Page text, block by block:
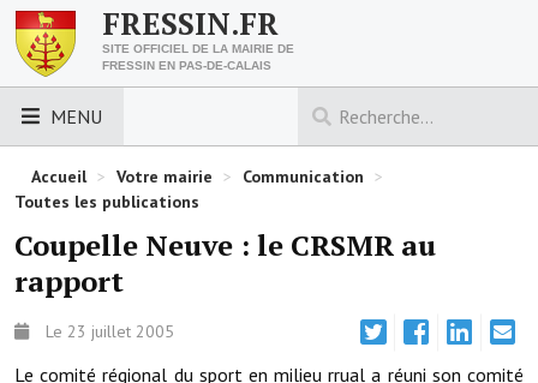
FRESSIN.FR
SITE OFFICIEL DE LA MAIRIE DE
FRESSIN EN PAS-DE-CALAIS
MENU
LES ESSENTIELS
Découvrez Fressin
Venir à Fressin
Urbanisme
Nous contacter
Accueil > Votre mairie > Communication >
Toutes les publications
Coupelle Neuve : le CRSMR au
rapport
Le 23 juillet 2005
Le comité régional du sport en milieu rrual a réuni son comité